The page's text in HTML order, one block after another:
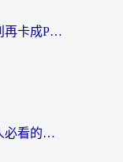
国外能玩实况足球国内版吗？别再卡成PPT！海外党国服游戏加速全攻略
如何在海外看奥运会？海外华人必看的体育赛事直播终极指南